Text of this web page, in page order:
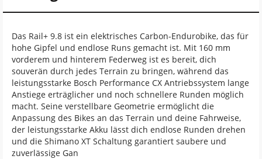
Das Rail+ 9.8 ist ein elektrisches Carbon-Endurobike, das für
hohe Gipfel und endlose Runs gemacht ist. Mit 160 mm
vorderem und hinterem Federweg ist es bereit, dich
souverän durch jedes Terrain zu bringen, während das
leistungsstarke Bosch Performance CX Antriebssystem lange
Anstiege erträglicher und noch schnellere Runden möglich
macht. Seine verstellbare Geometrie ermöglicht die
Anpassung des Bikes an das Terrain und deine Fahrweise,
der leistungsstarke Akku lässt dich endlose Runden drehen
und die Shimano XT Schaltung garantiert saubere und
zuverlässige Gan